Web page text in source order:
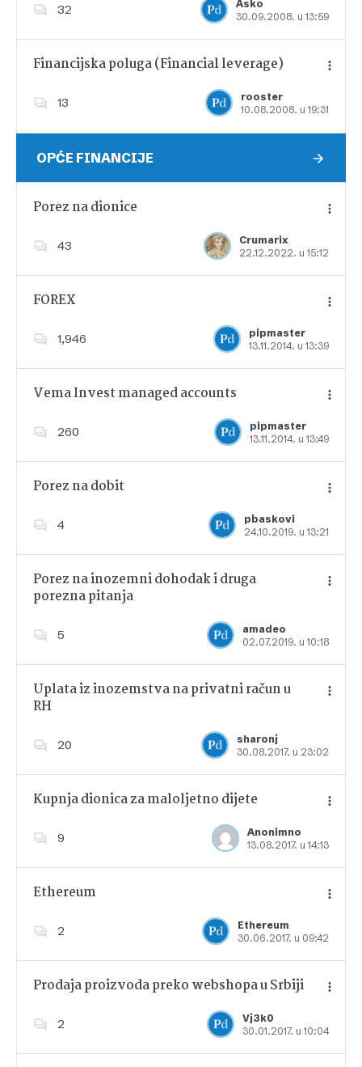
32
Asko
30.09.2008. u 13:59
Dodajte u favorite
Financijska poluga (Financial leverage)
13
rooster
10.08.2008. u 19:31
Dodajte u favorite
OPĆE FINANCIJE
Porez na dionice
43
Crumarix
22.12.2022. u 15:12
Dodajte u favorite
FOREX
1,946
pipmaster
13.11.2014. u 13:39
Dodajte u favorite
Vema Invest managed accounts
260
pipmaster
13.11.2014. u 13:49
Dodajte u favorite
Porez na dobit
4
pbaskovi
24.10.2019. u 13:21
Dodajte u favorite
Porez na inozemni dohodak i druga
porezna pitanja
5
amadeo
02.07.2019. u 10:18
Dodajte u favorite
Uplata iz inozemstva na privatni račun u
RH
20
sharonj
30.08.2017. u 23:02
Dodajte u favorite
Kupnja dionica za maloljetno dijete
9
Anonimno
13.08.2017. u 14:13
Dodajte u favorite
Ethereum
2
Ethereum
30.06.2017. u 09:42
Dodajte u favorite
Prodaja proizvoda preko webshopa u Srbiji
2
Vj3k0
30.01.2017. u 10:04
Dodajte u favorite